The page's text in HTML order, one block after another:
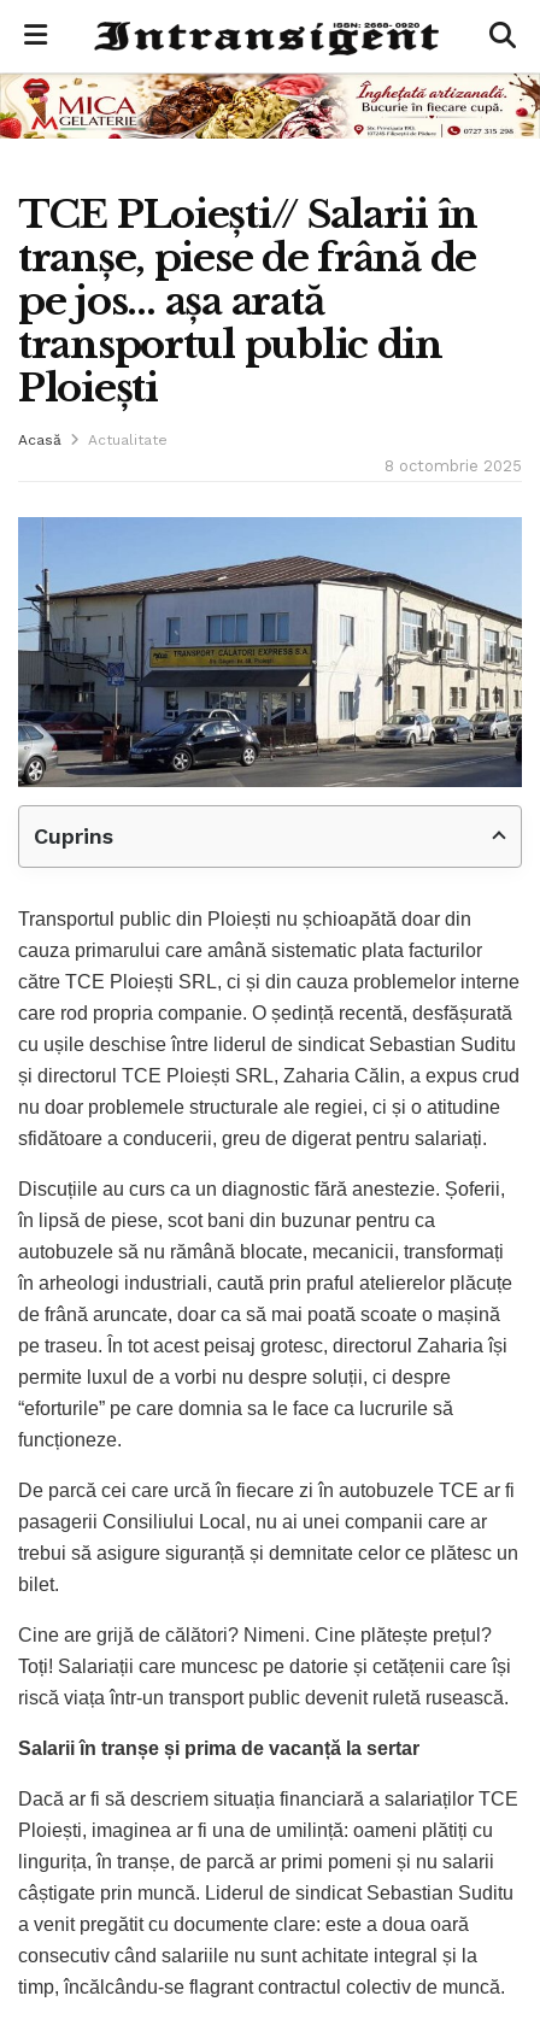
TCE PLoiești// Salarii în
tranșe, piese de frână de
pe jos… așa arată
transportul public din
Ploiești
Acasă Actualitate
8 octombrie 2025
Cuprins
Transportul public din Ploiești nu șchioapătă doar din
cauza primarului care amână sistematic plata facturilor
către TCE Ploiești SRL, ci și din cauza problemelor interne
care rod propria companie. O ședință recentă, desfășurată
cu ușile deschise între liderul de sindicat Sebastian Suditu
și directorul TCE Ploiești SRL, Zaharia Călin, a expus crud
nu doar problemele structurale ale regiei, ci și o atitudine
sfidătoare a conducerii, greu de digerat pentru salariați.
Discuțiile au curs ca un diagnostic fără anestezie. Șoferii,
în lipsă de piese, scot bani din buzunar pentru ca
autobuzele să nu rămână blocate, mecanicii, transformați
în arheologi industriali, caută prin praful atelierelor plăcuțe
de frână aruncate, doar ca să mai poată scoate o mașină
pe traseu. În tot acest peisaj grotesc, directorul Zaharia își
permite luxul de a vorbi nu despre soluții, ci despre
“eforturile” pe care domnia sa le face ca lucrurile să
funcționeze.
De parcă cei care urcă în fiecare zi în autobuzele TCE ar fi
pasagerii Consiliului Local, nu ai unei companii care ar
trebui să asigure siguranță și demnitate celor ce plătesc un
bilet.
Cine are grijă de călători? Nimeni. Cine plătește prețul?
Toți! Salariații care muncesc pe datorie și cetățenii care își
riscă viața într-un transport public devenit ruletă rusească.
Salarii în tranșe și prima de vacanță la sertar
Dacă ar fi să descriem situația financiară a salariaților TCE
Ploiești, imaginea ar fi una de umilință: oameni plătiți cu
lingurița, în tranșe, de parcă ar primi pomeni și nu salarii
câștigate prin muncă. Liderul de sindicat Sebastian Suditu
a venit pregătit cu documente clare: este a doua oară
consecutiv când salariile nu sunt achitate integral și la
timp, încălcându-se flagrant contractul colectiv de muncă.